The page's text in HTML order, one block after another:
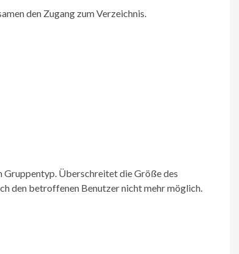
den Zugang zum Verzeichnis.
Gruppentyp. Überschreitet die Größe des
den betroffenen Benutzer nicht mehr möglich.